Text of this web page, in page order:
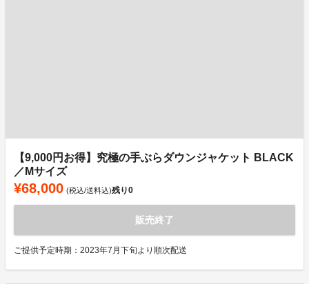
【9,000円お得】究極の手ぶらダウンジャケット BLACK
／Mサイズ
¥68,000 (税込/送料込)残り0
販売終了
ご提供予定時期：2023年7月下旬より順次配送